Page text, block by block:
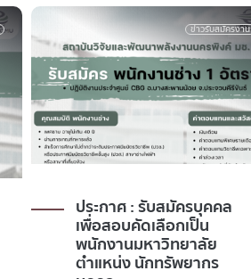
ข่าวรับสมัครงาน
ประกาศ : รับสมัครบุคคล
เพื่อสอบคัดเลือกเป็น
พนักงานมหาวิทยาลัย
ตำแหน่ง นักทรัพยากร